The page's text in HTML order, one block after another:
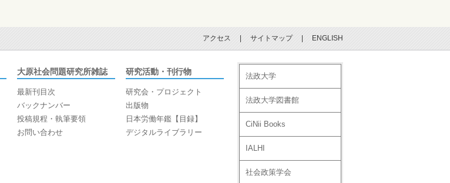
アクセス サイトマップ ENGLISH
大原社会問題研究所雑誌
最新刊目次
バックナンバー
投稿規程・執筆要領
お問い合わせ
研究活動・刊行物
研究会・プロジェクト
出版物
日本労働年鑑【目録】
デジタルライブラリー
法政大学
法政大学図書館
CiNii Books
IALHI
社会政策学会